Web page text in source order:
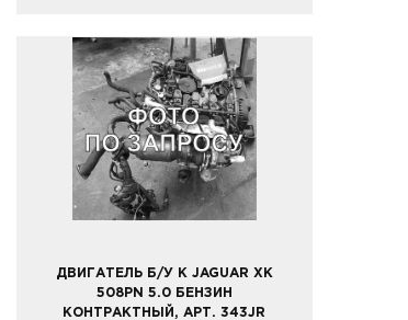
ДВИГАТЕЛЬ Б/У К JAGUAR XK
508PN 5.0 БЕНЗИН
КОНТРАКТНЫЙ, АРТ. 343JR